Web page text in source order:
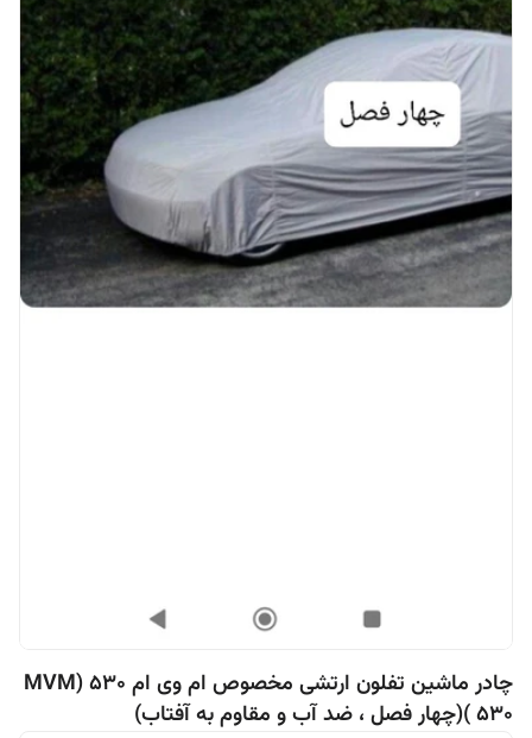
چادر ماشین تفلون ارتشی مخصوص ام وی ام 530 (MVM
530 )(چهار فصل ، ضد آب و مقاوم به آفتاب)